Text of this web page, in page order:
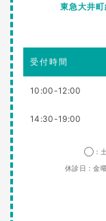
東急大井
受付時間
10:00-12:00
14:30-19:00
◯：土
休診日：金